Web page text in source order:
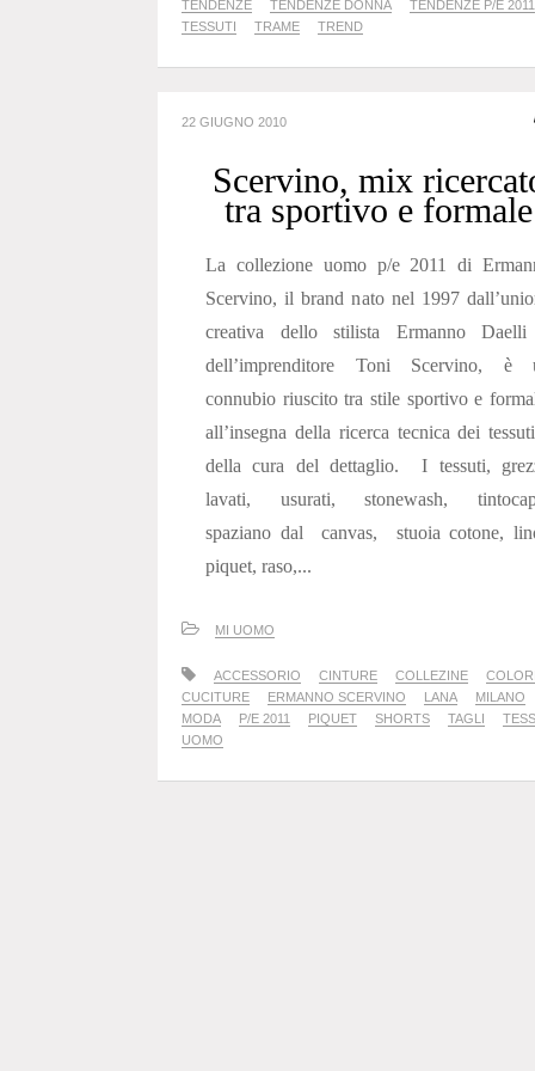
TENDENZE
TENDENZE DONNA
TENDENZE P/E 2011
TESSUTI
TRAME TREND
22 GIUGNO 2010
Scervino, mix
tra sportivo e formale
La collezione uomo p/e 2011 di
Scervino, il brand nato nel 1997
creativa dello stilista Ermanno
dell’imprenditore Toni Scervino, è
connubio riuscito tra stile sportivo e
all’insegna della ricerca tecnica dei
della cura del dettaglio. I tessuti,
lavati, usurati, stonewash,
spaziano dal canvas, stuoia cotone,
piquet, raso,...
MI UOMO
ACCESSORIO CINTURE COLLEZINE
COLORI
CUCITURE
ERMANNO SCERVINO LANA
MILANO
MODA
P/E 2011 PIQUET SHORTS TAGLI
UOMO